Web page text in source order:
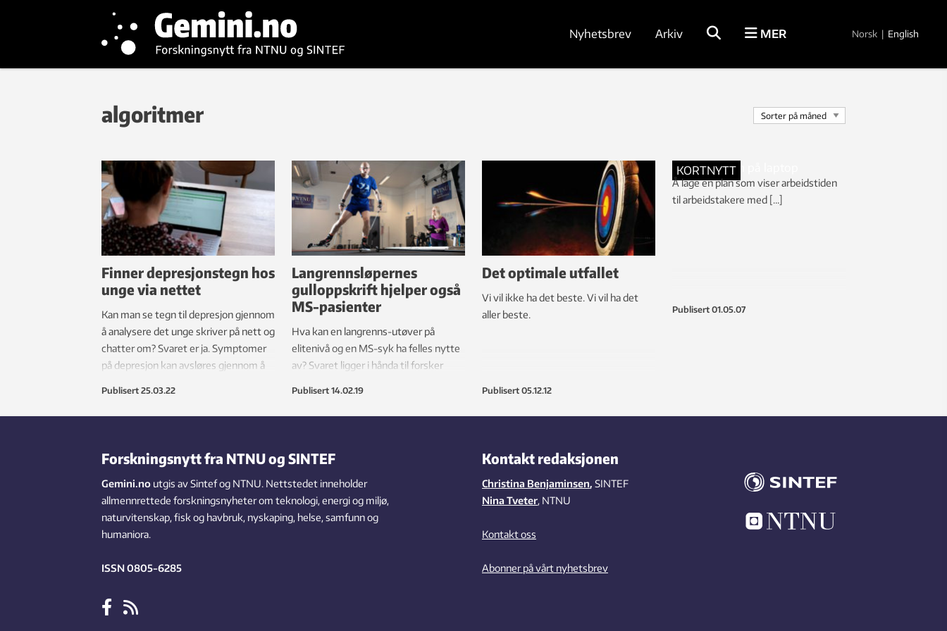
Nyhetsbrev Arkiv MER Norsk | English
algoritmer
Finner depresjonstegn hos
unge via nettet
Kan man se tegn til depresjon gjennom
å analysere det unge skriver på nett og
chatter om? Svaret er ja. Symptomer
på depresjon kan avsløres gjennom å
forskning.
Publisert 25.03.22
Langrennsløpernes
gulloppskrift hjelper også
MS-pasienter
Hva kan en langrenns-utøver på
elitenivå og en MS-syk ha felles nytte
av? Svaret ligger i hånda til forsker
Publisert 14.02.19
Det optimale utfallet
Vi vil ikke ha det beste. Vi vil ha det
aller beste.
Publisert 05.12.12
KORTNYTT
Å lage en plan som viser arbeidstiden
til arbeidstakere med […]
Publisert 01.05.07
Forskningsnytt fra NTNU og SINTEF
Gemini.no utgis av Sintef og NTNU. Nettstedet inneholder
allmennrettede forskningsnyheter om teknologi, energi og miljø,
naturvitenskap, fisk og havbruk, nyskaping, helse, samfunn og
humaniora.
ISSN 0805-6285
Kontakt redaksjonen
Christina Benjaminsen, SINTEF
Nina Tveter, NTNU
Kontakt oss
Abonner på vårt nyhetsbrev